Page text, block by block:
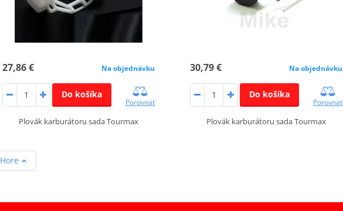
27,86 € Na objednávku
Do košíka
Porovnať
Plovák karburátoru sada Tourmax
30,79 € Na objednávku
Do košíka
Porovnať
Plovák karburátoru sada Tourmax
Hore